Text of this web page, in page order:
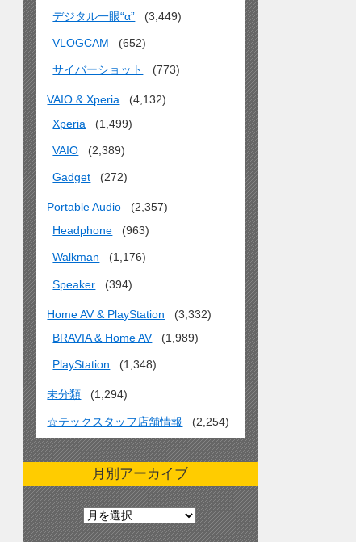
デジタル一眼“α”
(3,449)
VLOGCAM (652)
サイバーショット (773)
VAIO & Xperia
(4,132)
Xperia
(1,499)
VAIO (2,389)
Gadget (272)
Portable Audio
(2,357)
Headphone
(963)
Walkman (1,176)
Speaker (394)
Home AV & PlayStation
(3,332)
BRAVIA & Home AV
(1,989)
PlayStation (1,348)
未分類 (1,294)
☆テックスタッフ店舗情報 (2,254)
月別アーカイブ
月
別
ア